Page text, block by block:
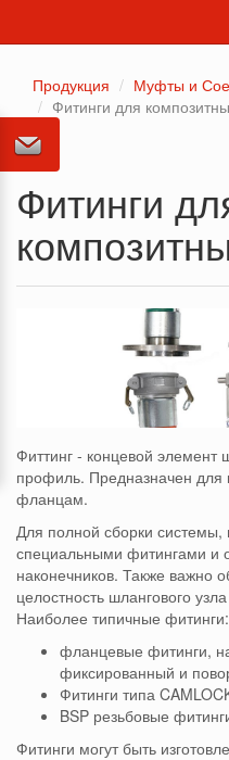
Продукция
Муфты и
Фитинги для
Фитинги
Фиттинг - концевой
профиль. Предназначен
фланцам.
Для полной сборки
специальными фитингами
наконечников. Также важно
целостность шлангового
Наиболее типичные фитинги:
фланцевые фитинги,
фиксированный и
Фитинги типа
BSP резьбовые
Фитинги могут быть